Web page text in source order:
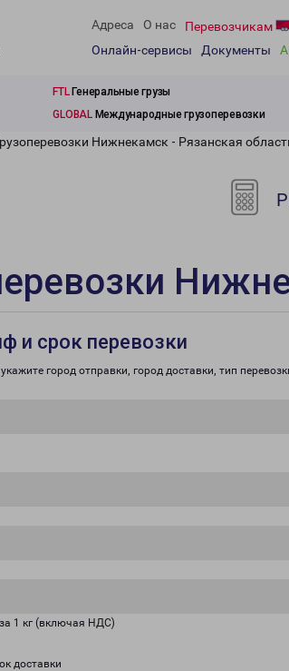
Адреса О нас Перевозчикам
Онлайн-сервисы
Документы
FTLГенеральные грузы
GLOBALМеждународные грузоперевозки
Нижнекамск - Рязанская
и срок перевозки
город отправки, город доставки, тип
1 кг (включая НДС)
доставки